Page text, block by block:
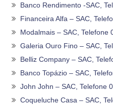
Banco Rendimento -SAC,
Financeira Alfa – SAC,
Modalmais – SAC, Telefone
Galeria Ouro Fino – SAC,
Belliz Company – SAC,
Banco Topázio – SAC,
John John – SAC, Telefone
Coqueluche Casa – SAC,